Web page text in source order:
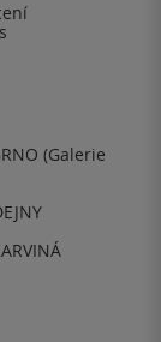
(Galerie